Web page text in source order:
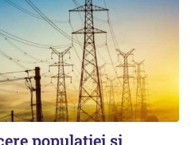
populației și